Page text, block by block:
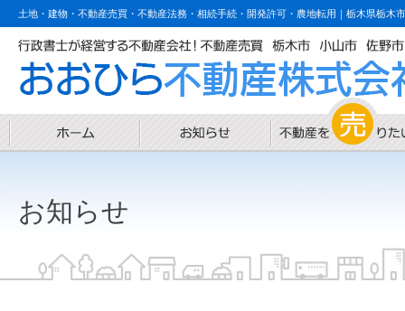
土地・建物・不動産売買・不動産法務・相続手続・開発許可・農地転用｜栃木県栃木
お知らせ